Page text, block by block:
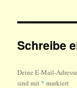
Schreibe
Deine E-Mail-
sind mit * markiert